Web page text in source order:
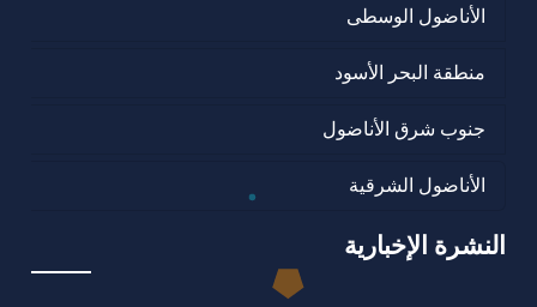
الأناضول الوسطى
منطقة البحر الأسود
جنوب شرق الأناضول
الأناضول الشرقية
النشرة الإخبارية